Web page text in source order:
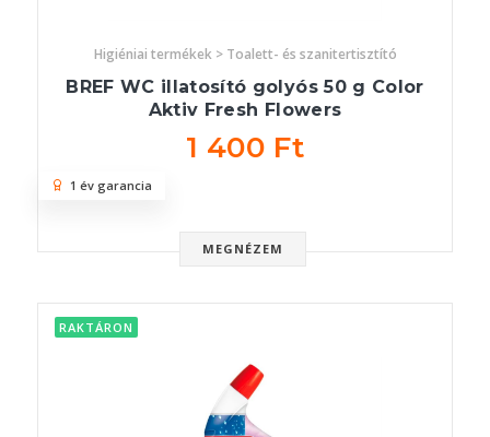
Higiéniai termékek > Toalett- és szanitertisztító
BREF WC illatosító golyós 50 g Color
Aktiv Fresh Flowers
1 400 Ft
MEGNÉZEM
1 év garancia
RAKTÁRON